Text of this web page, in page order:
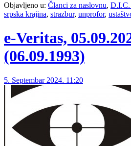
Objavljeno u: Članci za naslovnu, D.I.C.
srpska krajina, strazbur, unprofor,
e-Veritas,
(06.09.1993)
5. Septembar 2024. 11:20